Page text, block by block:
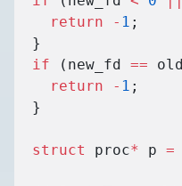
    return
- 1 ;
  }
  if
(new_fd ==
    return
- 1 ;
  }
  struct
proc* p =